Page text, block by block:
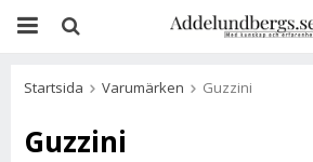
Startsida Varumärken Guzzini
Guzzini